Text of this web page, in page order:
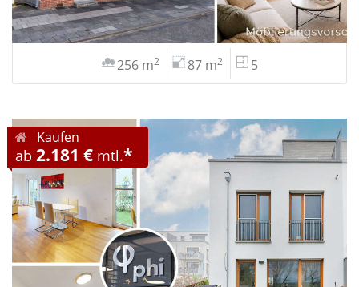
256 m2 87 m2 5
Kaufen
ab 2.181 € mtl.*